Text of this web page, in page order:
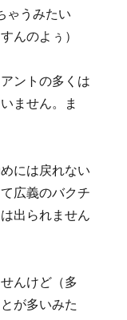
ゃうみたい
んのよぅ）
ントの多くは
ません。ま
には戻れない
広義のバクチ
出られません
んけど（多
が多いみた